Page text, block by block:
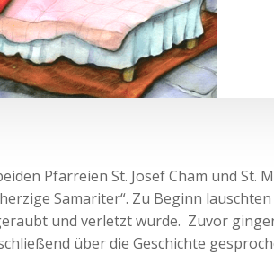
Pfarreien St. Josef Cham und
Samariter“. Zu Beginn
und verletzt wurde. Zuvor
über die Geschichte